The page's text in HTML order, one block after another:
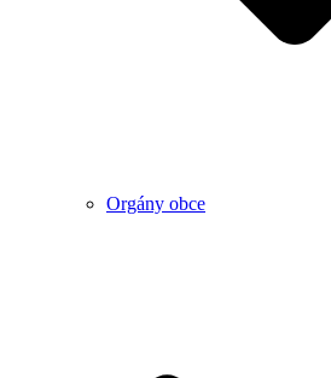
Orgány obce